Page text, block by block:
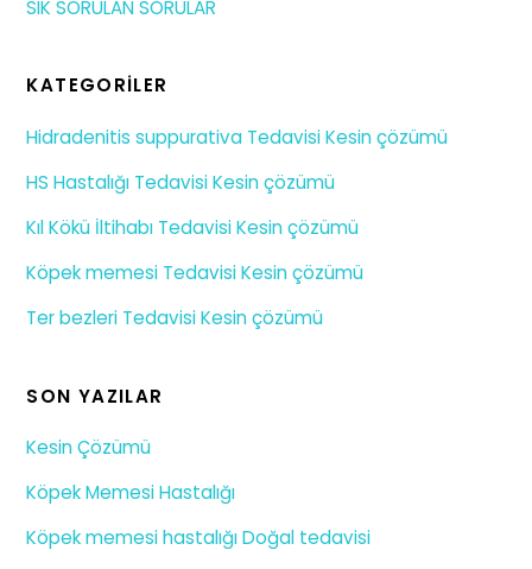
SIK SORULAN SORULAR
KATEGORILER
Hidradenitis suppurativa Tedavisi Kesin çözümü
HS Hastalığı Tedavisi Kesin çözümü
Kıl Kökü İltihabı Tedavisi Kesin çözümü
Köpek memesi Tedavisi Kesin çözümü
Ter bezleri Tedavisi Kesin çözümü
SON YAZILAR
Kesin Çözümü
Köpek Memesi Hastalığı
Köpek memesi hastalığı Doğal tedavisi